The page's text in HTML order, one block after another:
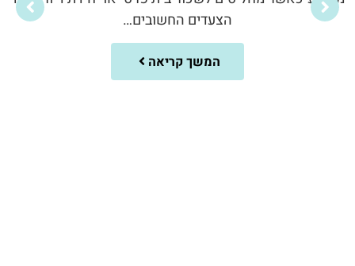
מהם הדברים שאסור לשכוח בזמן שיפוץ או
בניה
הדברים שאסור לשכוח בזמן בנייה או שיפוץ של בית